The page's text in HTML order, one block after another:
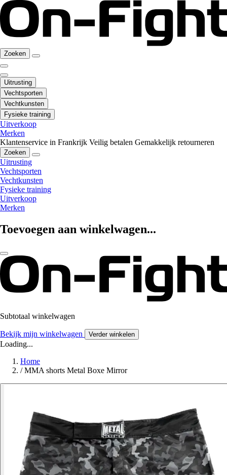
Zoeken
Uitrusting
Vechtsporten
Vechtkunsten
Fysieke training
Uitverkoop
Merken
Klantenservice in Frankrijk Veilig betalen Gemakkelijk retourneren
Zoeken
Uitrusting
Vechtsporten
Vechtkunsten
Fysieke training
Uitverkoop
Merken
Toevoegen aan winkelwagen...
Subtotaal winkelwagen
Bekijk mijn winkelwagen Verder winkelen
Loading...
Home
/ MMA shorts Metal Boxe Mirror